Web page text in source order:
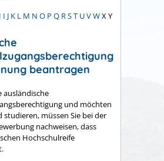
I J K L M N O P Q RST UVWX Y
beantragen
ausländische
und möchten
studieren, müssen Sie bei der
nachweisen, dass
Hochschulreife